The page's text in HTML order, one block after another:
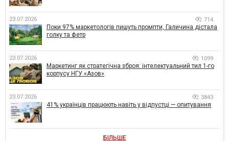
23.07.2026 714
Поки 97% маркетологів пишуть промпти, Галичина дістала
голку та фетр
23.07.2026 1099
Маркетинг як стратегічна зброя: інтелектуальний тил 1-го
корпусу НГУ «Азов»
23.07.2026 3843
41% українців працюють навіть у відпустці — опитування
БІЛЬШЕ